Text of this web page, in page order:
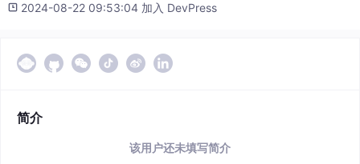
2024-08-22 09:53:04 加入 DevPress
简介
该用户还未填写简介